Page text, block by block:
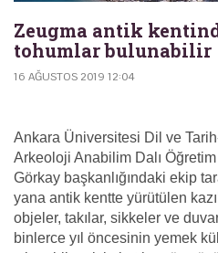
Zeugma antik
tohumlar bulunabilir
16 AĞUSTOS 2019 12:04
Ankara Üniversitesi Dil ve
Arkeoloji Anabilim Dalı
Görkay başkanlığındaki ekip
yana antik kentte yürütülen
objeler, takılar, sikkeler ve
binlerce yıl öncesinin yemek